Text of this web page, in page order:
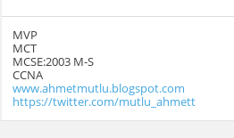
MVP
MCT
MCSE:2003 M-S
CCNA
www.ahmetmutlu.blogspot.com
https://twitter.com/mutlu_ahmett